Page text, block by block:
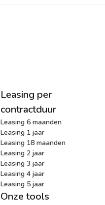
Leasing per
contractduur
Leasing 6 maanden
Leasing 1 jaar
Leasing 18 maanden
Leasing 2 jaar
Leasing 3 jaar
Leasing 4 jaar
Leasing 5 jaar
Onze tools